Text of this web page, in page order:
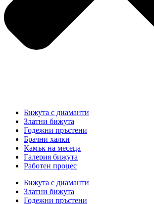
Бижута с диаманти
Златни бижута
Годежни пръстени
Брачни халки
Камък на месеца
Галерия бижута
Работен процес
Бижута с диаманти
Златни бижута
Годежни пръстени